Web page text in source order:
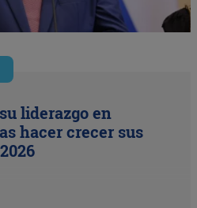
liderazgo en
hacer crecer sus